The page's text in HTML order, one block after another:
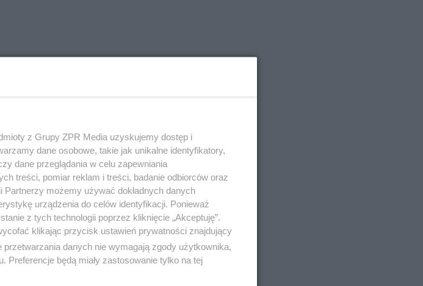
repertuarze „Koziołek Matołek” (1-
20.12). Po każdym z przedstawień,
z Grupy ZPR Media uzyskujemy dostęp i
dane osobowe, takie jak unikalne identyfikatory,
dane przeglądania w celu zapewniania
treści, pomiar reklam i treści, badanie odbiorców oraz
Partnerzy możemy używać dokładnych danych
urządzenia do celów identyfikacji. Ponieważ
z tych technologii poprzez kliknięcie „Akceptuję”.
klikając przycisk ustawień prywatności znajdujący
przetwarzania danych nie wymagają zgody użytkownika,
będą miały zastosowanie tylko na tej